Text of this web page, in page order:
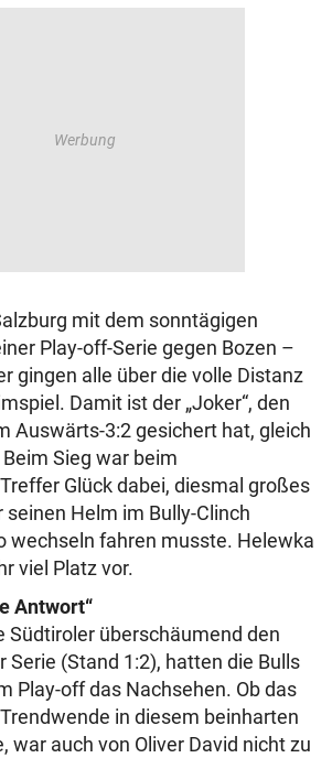
mit dem sonntägigen
Play-off-Serie gegen Bozen –
gingen alle über die volle Distanz
Damit ist der „Joker“, den
Auswärts-3:2 gesichert hat, gleich
Sieg war beim
Glück dabei, diesmal großes
seinen Helm im Bully-Clinch
wechseln fahren musste. Helewka
viel Platz vor.
Antwort“
Südtiroler überschäumend den
Serie (Stand 1:2), hatten die Bulls
Play-off das Nachsehen. Ob das
in diesem beinharten
war auch von Oliver David nicht zu